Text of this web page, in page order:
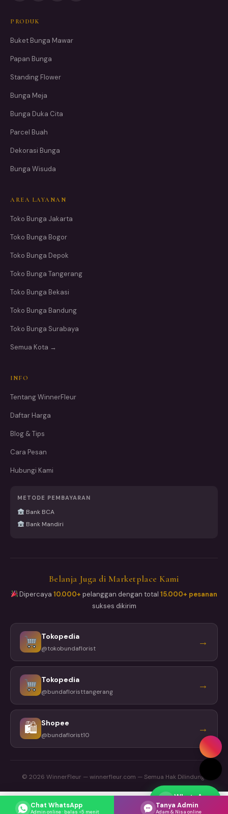
PRODUK
Buket Bunga Mawar
Papan Bunga
Standing Flower
Bunga Meja
Bunga Duka Cita
Parcel Buah
Dekorasi Bunga
Bunga Wisuda
AREA LAYANAN
Toko Bunga Jakarta
Toko Bunga Bogor
Toko Bunga Depok
Toko Bunga Tangerang
Toko Bunga Bekasi
Toko Bunga Bandung
Toko Bunga Surabaya
Semua Kota →
INFO
Tentang WinnerFleur
Daftar Harga
Blog & Tips
Cara Pesan
Hubungi Kami
METODE PEMBAYARAN
Bank BCA
Bank Mandiri
Belanja Juga di Marketplace Kami
Dipercaya10.000+ pelanggan dengan total15.000+ pesanan
sukses dikirim
Tokopedia
@tokobundaflorist →
Tokopedia
@bundafloristtangerang →
🛍 Shopee
@bundaflorist10 →
© 2026 WinnerFleur — winnerfleur.com — Semua Hak Dilindungi
WhatsApp
Respons cepat
Chat WhatsApp
Admin online · balas <5 menit
Tanya Admin
Adam & Nisa online